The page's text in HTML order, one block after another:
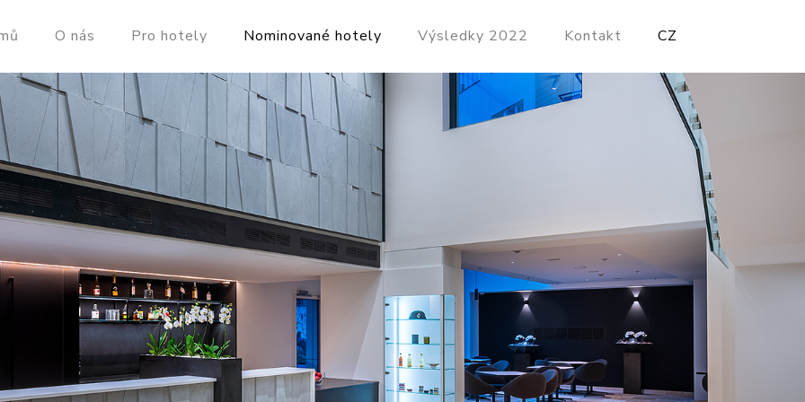
O nás Pro hotely Nominované hotely Výsledky 2022 Kontakt CZ